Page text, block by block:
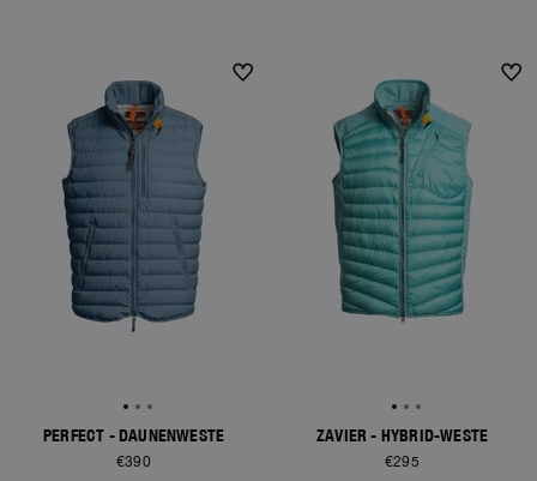
PERFECT - DAUNENWESTE
€390
ZAVIER - HYBRID-WESTE
€295